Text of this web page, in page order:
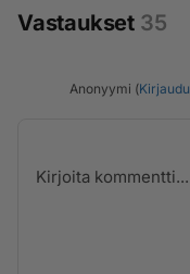
Vastaukset 35
Anonyymi (Kirjaudu